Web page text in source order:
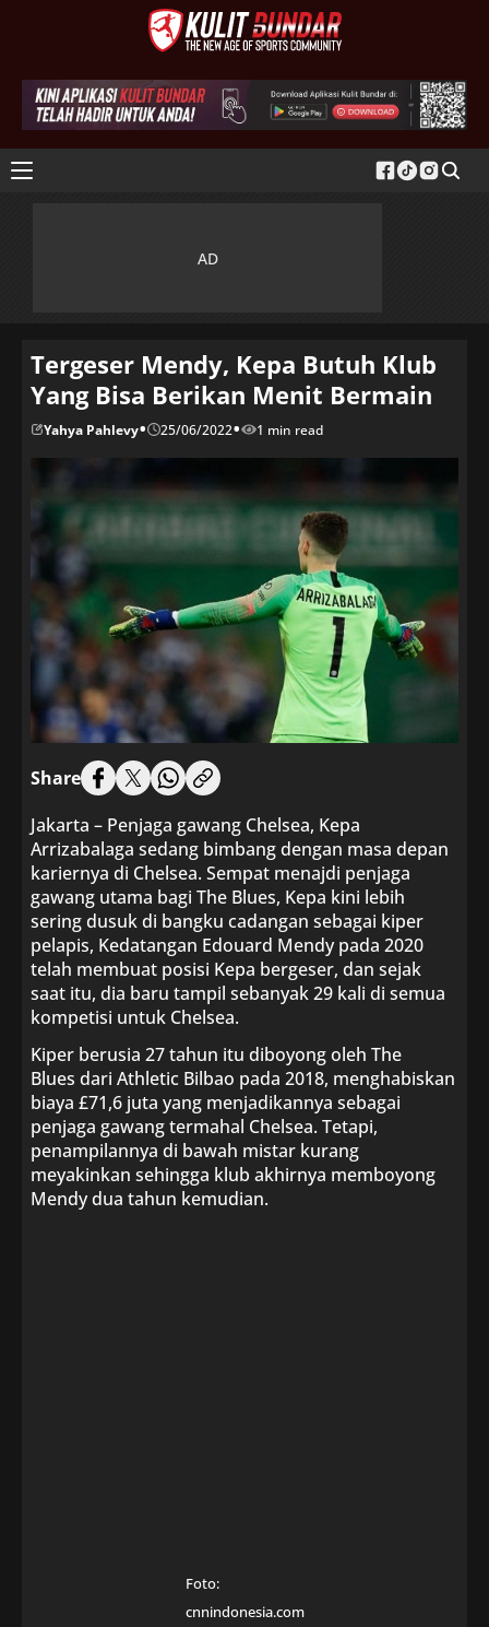
Tergeser Mendy, Kepa Butuh Klub
Yang Bisa Berikan Menit Bermain
Yahya Pahlevy• 25/06/2022• 1 min read
Share
Jakarta – Penjaga gawang Chelsea, Kepa
Arrizabalaga sedang bimbang dengan masa depan
kariernya di Chelsea. Sempat menajdi penjaga
gawang utama bagi The Blues, Kepa kini lebih
sering dusuk di bangku cadangan sebagai kiper
pelapis, Kedatangan Edouard Mendy pada 2020
telah membuat posisi Kepa bergeser, dan sejak
saat itu, dia baru tampil sebanyak 29 kali di semua
kompetisi untuk Chelsea.
Kiper berusia 27 tahun itu diboyong oleh The
Blues dari Athletic Bilbao pada 2018, menghabiskan
biaya £71,6 juta yang menjadikannya sebagai
penjaga gawang termahal Chelsea. Tetapi,
penampilannya di bawah mistar kurang
meyakinkan sehingga klub akhirnya memboyong
Mendy dua tahun kemudian.
Foto:
cnnindonesia.com